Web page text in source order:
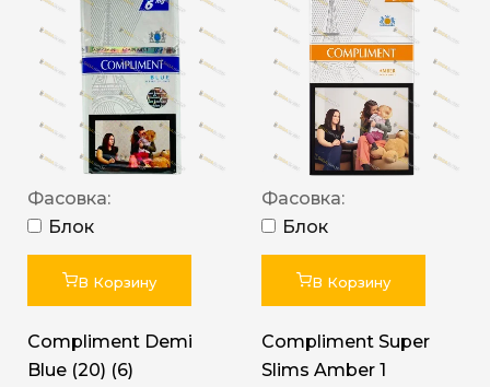
Фасовка:
Блок
В Корзину
Compliment Demi
Blue (20) (6)
Фасовка:
Блок
В Корзину
Compliment Super
Slims Amber 1